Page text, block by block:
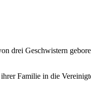
drei Geschwistern
Familie in die